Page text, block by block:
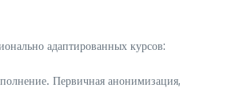
адаптированных курсов:
Первичная анонимизация,